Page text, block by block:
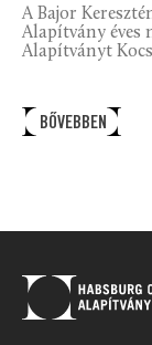
A Bajor
Alapítvány éves
Alapítványt
BŐVEBBEN